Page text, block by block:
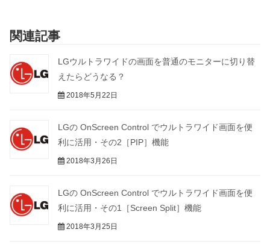
関連記事
LGウルトラワイドの画面を普通のモニターに切り替
えたらどうなる？
2018年5月22日
LGの OnScreen Control でウルトラワイド画面を便
利に活用・その2［PIP］機能
2018年3月26日
LGの OnScreen Control でウルトラワイド画面を便
利に活用・その1［Screen Split］機能
2018年3月25日